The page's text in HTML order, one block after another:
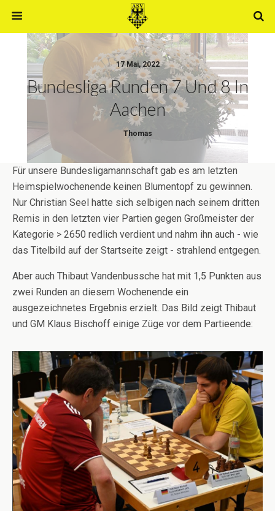
17 Mai, 2022
Bundesliga Runden 7 Und 8 In
Aachen
Thomas
Für unsere Bundesligamannschaft gab es am letzten
Heimspielwochenende keinen Blumentopf zu gewinnen.
Nur Christian Seel hatte sich selbigen nach seinem dritten
Remis in den letzten vier Partien gegen Großmeister der
Kategorie > 2650 redlich verdient und nahm ihn auch - wie
das Titelbild auf der Startseite zeigt - strahlend entgegen.
Aber auch Thibaut Vandenbussche hat mit 1,5 Punkten aus
zwei Runden an diesem Wochenende ein
ausgezeichnetes Ergebnis erzielt. Das Bild zeigt Thibaut
und GM Klaus Bischoff einige Züge vor dem Partieende: